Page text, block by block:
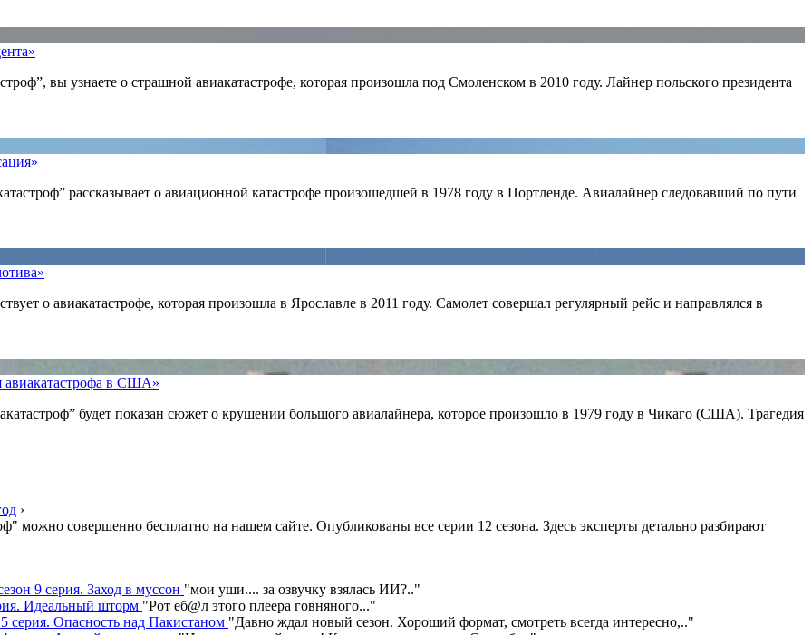
вы узнаете о страшной авиакатастрофе, которая произошла под Смоленском в 2010 году. Лайнер польского президента
рассказывает о авиационной катастрофе произошедшей в 1978 году в Портленде. Авиалайнер следовавший по пути
о авиакатастрофе, которая произошла в Ярославле в 2011 году. Самолет совершал регулярный рейс и направлялся в
авиакатастрофа в США»
будет показан сюжет о крушении большого авиалайнера, которое произошло в 1979 году в Чикаго (США). Трагедия
›
можно совершенно бесплатно на нашем сайте. Опубликованы все серии 12 сезона. Здесь эксперты детально разбирают
9 серия. Заход в муссон "мои уши.... за озвучку взялась ИИ?.."
Идеальный шторм "Рот еб@л этого плеера говняного..."
серия. Опасность над Пакистаном "Давно ждал новый сезон. Хороший формат, смотреть всегда интересно,.."